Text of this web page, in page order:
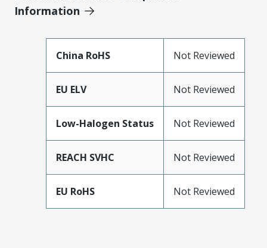
Information
China RoHS Not Reviewed
EU ELV Not Reviewed
Low-Halogen Status Not Reviewed
REACH SVHC Not Reviewed
EU RoHS Not Reviewed